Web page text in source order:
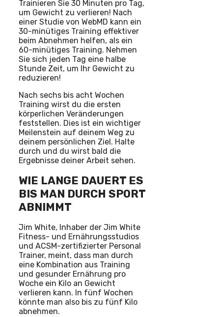
Trainieren Sie 30 Minuten pro Tag,
um Gewicht zu verlieren! Nach
einer Studie von WebMD kann ein
30-minütiges Training effektiver
beim Abnehmen helfen, als ein
60-minütiges Training. Nehmen
Sie sich jeden Tag eine halbe
Stunde Zeit, um Ihr Gewicht zu
reduzieren!
Nach sechs bis acht Wochen
Training wirst du die ersten
körperlichen Veränderungen
feststellen. Dies ist ein wichtiger
Meilenstein auf deinem Weg zu
deinem persönlichen Ziel. Halte
durch und du wirst bald die
Ergebnisse deiner Arbeit sehen.
WIE LANGE DAUERT ES
BIS MAN DURCH SPORT
ABNIMMT
Jim White, Inhaber der Jim White
Fitness- und Ernährungsstudios
und ACSM-zertifizierter Personal
Trainer, meint, dass man durch
eine Kombination aus Training
und gesunder Ernährung pro
Woche ein Kilo an Gewicht
verlieren kann. In fünf Wochen
könnte man also bis zu fünf Kilo
abnehmen.